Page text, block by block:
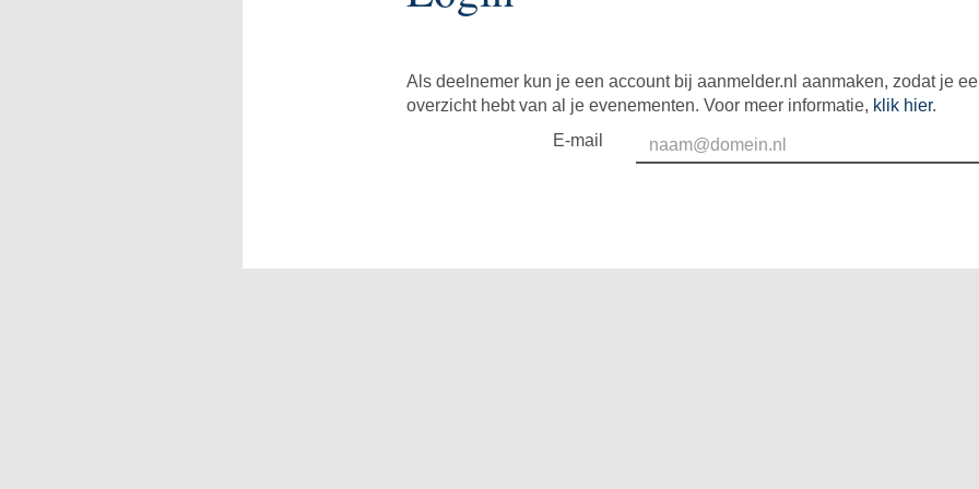
Als deelnemer kun je een account bij aanmelder.nl aanmaken, zodat je
overzicht hebt van al je evenementen. Voor meer informatie, klik hier.
E-mail